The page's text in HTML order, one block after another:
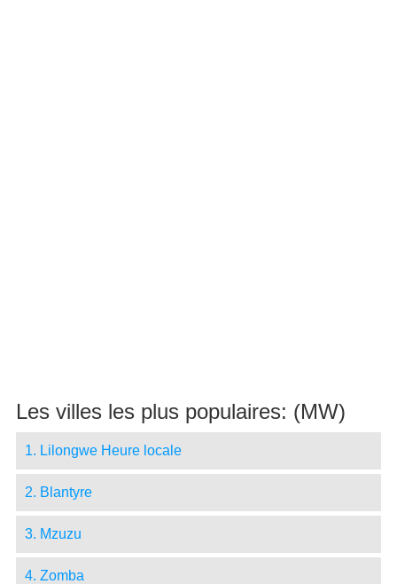
Les villes les plus populaires: (MW)
1. Lilongwe Heure locale
2. Blantyre
3. Mzuzu
4. Zomba